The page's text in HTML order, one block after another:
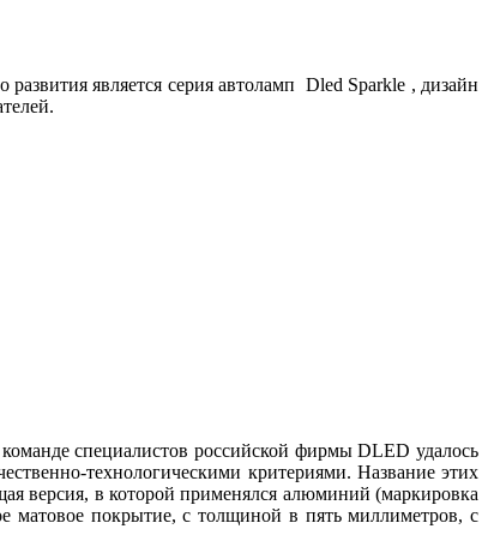
является серия автоламп Dled Sparkle , дизайн
специалистов российской фирмы DLED удалось
технологическими критериями. Название этих
версия, в которой применялся алюминий (маркировка
матовое покрытие, с толщиной в пять миллиметров, с